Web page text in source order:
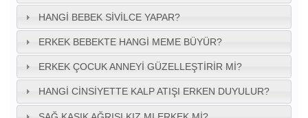
HANGI BEBEK SIVILCE YAPAR?
ERKEK BEBEKTE HANGI MEME BÜYÜR?
ERKEK ÇOCUK ANNEYI GÜZELLEŞTIRIR MI?
HANGI CINSIYETTE KALP ATIŞI ERKEN DUYULUR?